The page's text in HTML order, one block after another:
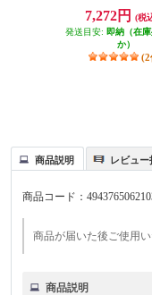
7,272円
(税
発送目安: 即納（在
か）
(2
商品説明 レビュ
商品コード：
商品が届いた後ご使用い
商品説明